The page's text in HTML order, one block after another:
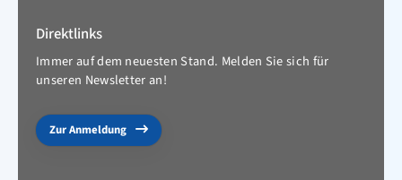
Direktlinks
Immer auf dem neuesten Stand. Melden Sie sich für
unseren Newsletter an!
Zur Anmeldung